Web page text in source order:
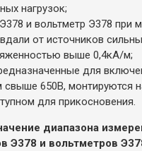
нагрузок;
и вольтметр Э378 при
от источников
выше 0,4кА/м;
для
свыше 650В, монтируются
для прикосновения.
диапазона
Э378 и вольтметров